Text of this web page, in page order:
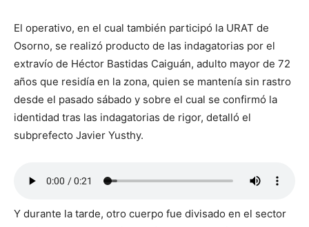
El operativo, en el cual también participó la URAT de
Osorno, se realizó producto de las indagatorias por el
extravío de Héctor Bastidas Caiguán, adulto mayor de 72
años que residía en la zona, quien se mantenía sin rastro
desde el pasado sábado y sobre el cual se confirmó la
identidad tras las indagatorias de rigor, detalló el
subprefecto Javier Yusthy.
Y durante la tarde, otro cuerpo fue divisado en el sector